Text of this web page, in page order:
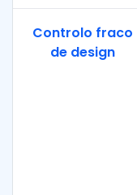
Controlo fraco
de design